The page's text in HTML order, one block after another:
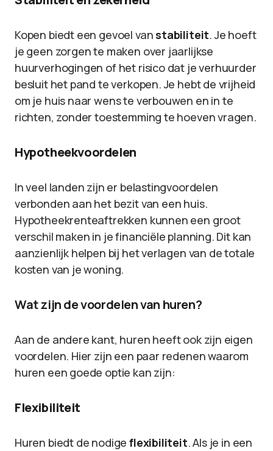
Kopen biedt een gevoel van stabiliteit. Je hoeft
je geen zorgen te maken over jaarlijkse
huurverhogingen of het risico dat je verhuurder
besluit het pand te verkopen. Je hebt de vrijheid
om je huis naar wens te verbouwen en in te
richten, zonder toestemming te hoeven vragen.
Hypotheekvoordelen
In veel landen zijn er belastingvoordelen
verbonden aan het bezit van een huis.
Hypotheekrenteaftrekken kunnen een groot
verschil maken in je financiële planning. Dit kan
aanzienlijk helpen bij het verlagen van de totale
kosten van je woning.
Wat zijn de voordelen van huren?
Aan de andere kant, huren heeft ook zijn eigen
voordelen. Hier zijn een paar redenen waarom
huren een goede optie kan zijn:
Flexibiliteit
Huren biedt de nodigeflexibiliteit. Als je in een